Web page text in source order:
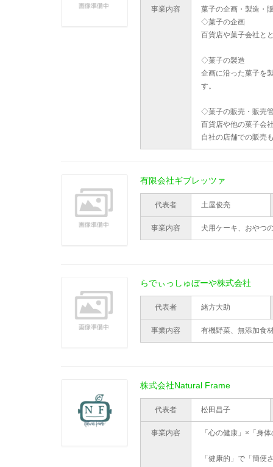
事業内容
菓子の企画・製造・
◇菓子の企画
百貨店や菓子会社と
◇菓子の製造
企画に沿った菓子を
す。
◇菓子の販売・販売
百貨店や他の菓子会
自社の店舗での販売
有限会社ギブレッツァ
代表者 土屋俊亮
事業内容 犬用ケーキ、おやつ
らでぃっしゅぼーや株式会社
代表者 緒方大助
事業内容 有機野菜、無添加食
株式会社Natural Frame
代表者 松田昌子
事業内容 「心の健康」×「身
「健康的」で「簡便